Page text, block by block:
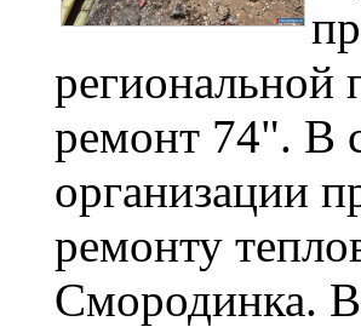
ремонт 74". В
организации
ремонту
Смородинка. В